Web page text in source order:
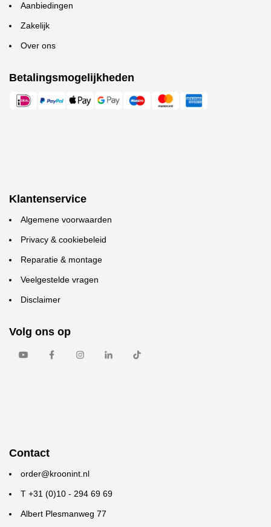
Aanbiedingen
Zakelijk
Over ons
Betalingsmogelijkheden
Klantenservice
Algemene voorwaarden
Privacy & cookiebeleid
Reparatie & montage
Veelgestelde vragen
Disclaimer
Volg ons op
Contact
order@kroonint.nl
T +31 (0)10 - 294 69 69
Albert Plesmanweg 77